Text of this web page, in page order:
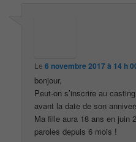
Le6 novembre 2017 à 14 h
bonjour,
Peut-on s’inscrire au
avant la date de son
Ma fille aura 18 ans en juin
paroles depuis 6 mois !